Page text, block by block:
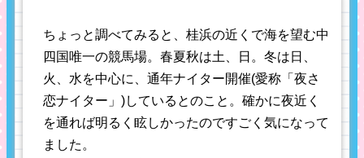
ちょっと調べてみると、桂浜の近くで海を望む中
四国唯一の競馬場。春夏秋は土、日。冬は日、
火、水を中心に、通年ナイター開催(愛称「夜さ
恋ナイター」)しているとのこと。確かに夜近く
を通れば明るく眩しかったのですごく気になって
ました。